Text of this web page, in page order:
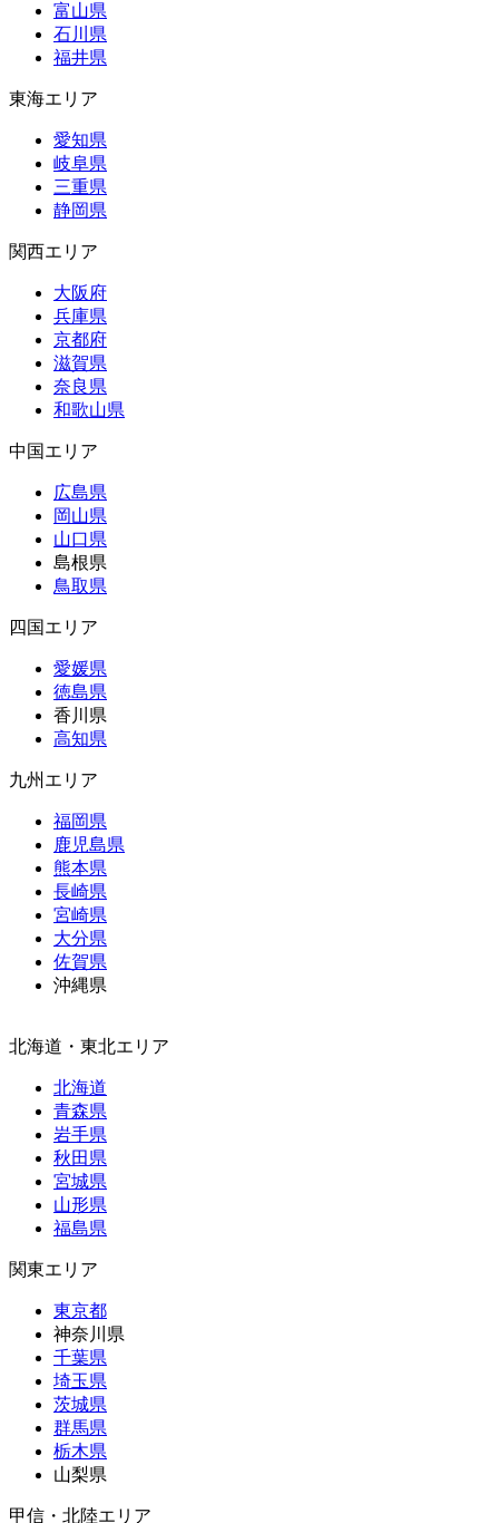
富山県
石川県
福井県
東海エリア
愛知県
岐阜県
三重県
静岡県
関西エリア
大阪府
兵庫県
京都府
滋賀県
奈良県
和歌山県
中国エリア
広島県
岡山県
山口県
島根県
鳥取県
四国エリア
愛媛県
徳島県
香川県
高知県
九州エリア
福岡県
鹿児島県
熊本県
長崎県
宮崎県
大分県
佐賀県
沖縄県
北海道・東北エリア
北海道
青森県
岩手県
秋田県
宮城県
山形県
福島県
関東エリア
東京都
神奈川県
千葉県
埼玉県
茨城県
群馬県
栃木県
山梨県
甲信・北陸エリア